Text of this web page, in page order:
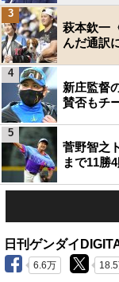
萩本欽一
んだ通訳
3
新庄監督
賛否もチ
4
菅野智之
まで11勝
5
日刊ゲンダイ
6.6万